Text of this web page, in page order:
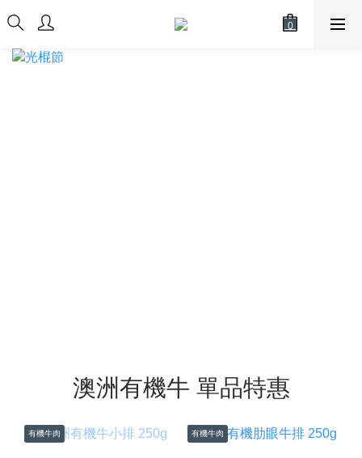
澳洲有機牛 單品特惠
有機牛肉 有機牛肉